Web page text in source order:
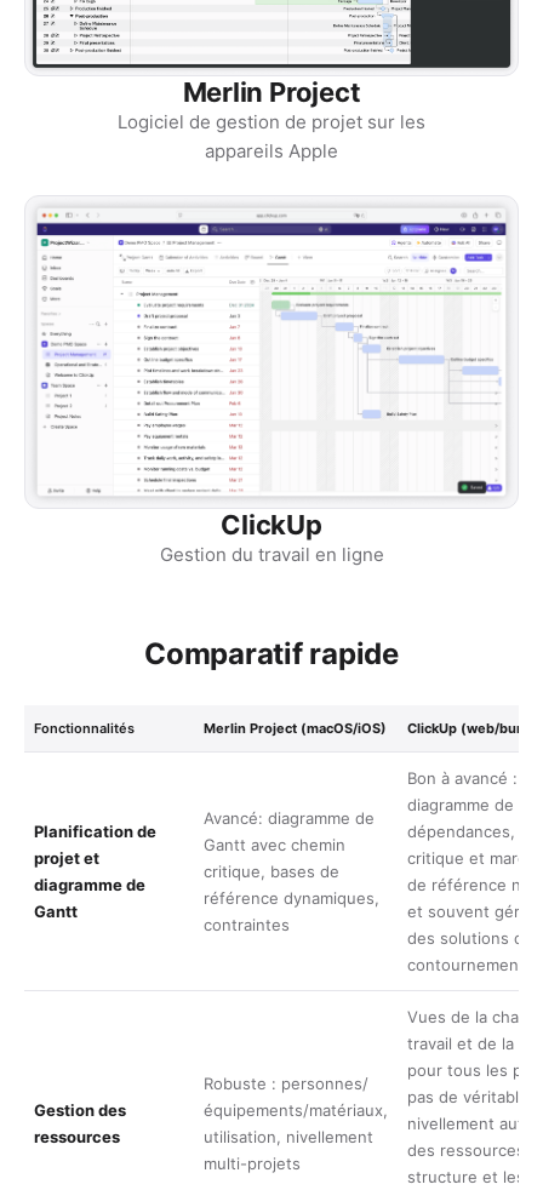
Merlin Project
Logiciel de gestion de projet sur les
appareils Apple
ClickUp
Gestion du travail en ligne
Comparatif rapide
Fonctionnalités Merlin Project (macOS/iOS) ClickUp (web/
Planification de
projet et
diagramme de
Gantt
Avancé: diagramme de
Gantt avec chemin
critique, bases de
référence dynamiques,
contraintes
Bon à avancé :
diagramme de
dépendances,
critique et marge
de référence
et souvent
des solutions de
contournement/
Gestion des
ressources
Robuste : personnes/
équipements/matériaux,
utilisation, nivellement
multi-projets
Vues de la
travail et de la
pour tous les
pas de véritable
nivellement
des ressources ;
structure et les